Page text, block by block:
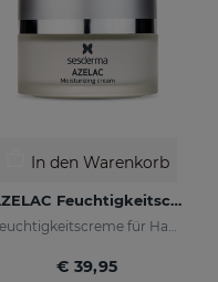
In den Warenkorb
AZELAC Feuchtigkeitscreme
Feuchtigkeitscreme für Haut mit Rötungen
€ 39,95